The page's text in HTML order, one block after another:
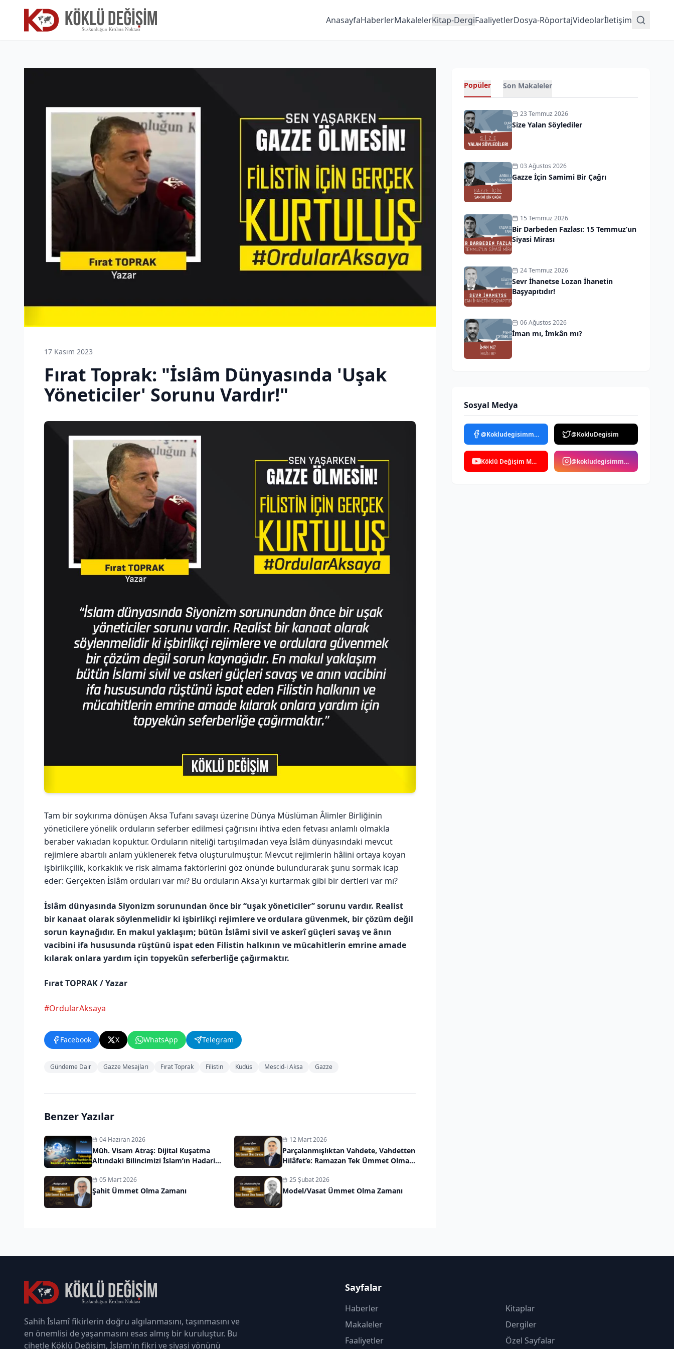
AnasayfaHaberlerMakalelerKitap-DergiFaaliyetlerDosya-RöportajVideolarİletişim
17 Kasım 2023
Fırat Toprak: "İslâm Dünyasında 'Uşak
Yöneticiler' Sorunu Vardır!"
Tam bir soykırıma dönüşen Aksa Tufanı savaşı üzerine Dünya Müslüman Âlimler Birliğinin
yöneticilere yönelik orduların seferber edilmesi çağrısını ihtiva eden fetvası anlamlı olmakla
beraber vakıadan kopuktur. Orduların niteliği tartışılmadan veya İslâm dünyasındaki mevcut
rejimlere abartılı anlam yüklenerek fetva oluşturulmuştur. Mevcut rejimlerin hâlini ortaya koyan
işbirlikçilik, korkaklık ve risk almama faktörlerini göz önünde bulundurarak şunu sormak icap
eder: Gerçekten İslâm orduları var mı? Bu orduların Aksa'yı kurtarmak gibi bir dertleri var mı?
İslâm dünyasında Siyonizm sorunundan önce bir “uşak yöneticiler” sorunu vardır. Realist
bir kanaat olarak söylenmelidir ki işbirlikçi rejimlere ve ordulara güvenmek, bir çözüm değil
sorun kaynağıdır. En makul yaklaşım; bütün İslâmi sivil ve askerî güçleri savaş ve ânın
vacibini ifa hususunda rüştünü ispat eden Filistin halkının ve mücahitlerin emrine amade
kılarak onlara yardım için topyekûn seferberliğe çağırmaktır.
Fırat TOPRAK / Yazar
#OrdularAksaya
Facebook X WhatsApp Telegram
Gündeme Dair Gazze Mesajları Fırat Toprak Filistin Kudüs Mescid-i Aksa Gazze
Benzer Yazılar
04 Haziran 2026
Müh. Visam Atraş: Dijital Kuşatma
Altındaki Bilincimizi İslam’ın Hadari
12 Mart 2026
Parçalanmışlıktan Vahdete, Vahdetten
Hilâfet’e: Ramazan Tek Ümmet Olma
05 Mart 2026
Şahit Ümmet Olma Zamanı
25 Şubat 2026
Model/Vasat Ümmet Olma Zamanı
Popüler Son Makaleler
23 Temmuz 2026
Size Yalan Söylediler
03 Ağustos 2026
Gazze İçin Samimi Bir Çağrı
15 Temmuz 2026
Bir Darbeden Fazlası: 15 Temmuz’un
Siyasi Mirası
24 Temmuz 2026
Sevr İhanetse Lozan İhanetin
Başyapıtıdır!
06 Ağustos 2026
İman mı, İmkân mı?
Sosyal Medya
@Kokludegisimmedya @KokluDegisim
Köklü Değişim Medya @kokludegisimmedya
Sahih İslamî fikirlerin doğru algılanmasını, taşınmasını ve
en önemlisi de yaşanmasını esas almış bir kuruluştur. Bu
cihetle Köklü Değişim, İslam'ın fikri ve siyasi yönünü
Sayfalar
Haberler
Makaleler
Faaliyetler
Kitaplar
Dergiler
Özel Sayfalar